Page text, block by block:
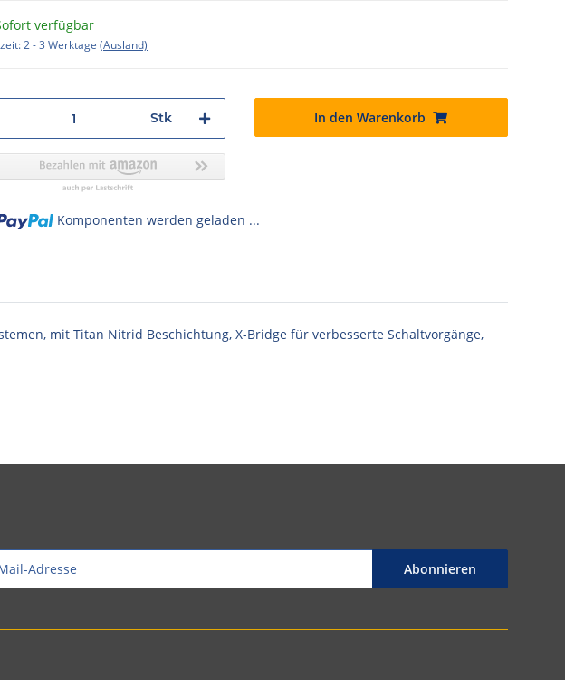
verfügbar
2 - 3 Werktage (Ausland)
Stk In den Warenkorb
Komponenten werden geladen ...
mit Titan Nitrid Beschichtung, X-Bridge für verbesserte Schaltvorgänge,
Abonnieren